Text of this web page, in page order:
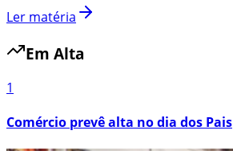
Ler matéria
Em Alta
1
Comércio prevê alta no dia dos Pais